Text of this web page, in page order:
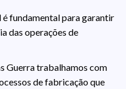
é fundamental para garantir
das operações de
Guerra trabalhamos com
de fabricação que